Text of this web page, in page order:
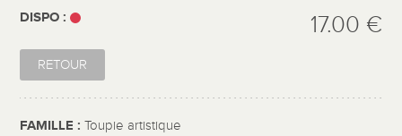
DISPO : 17.00 €
RETOUR
FAMILLE :Toupie artistique